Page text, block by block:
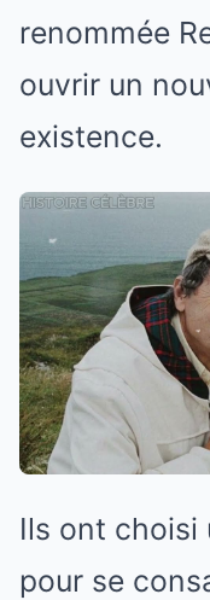
renommée
ouvrir un
existence.
Ils ont choisi
pour se